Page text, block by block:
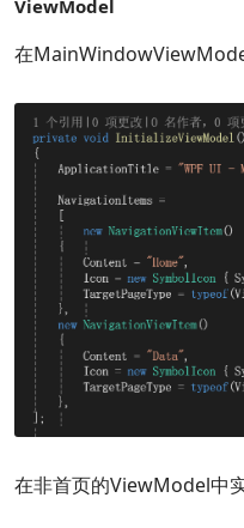
ViewModel
在
在非首页的ViewModel中